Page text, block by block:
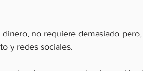
no requiere demasiado
y redes sociales.